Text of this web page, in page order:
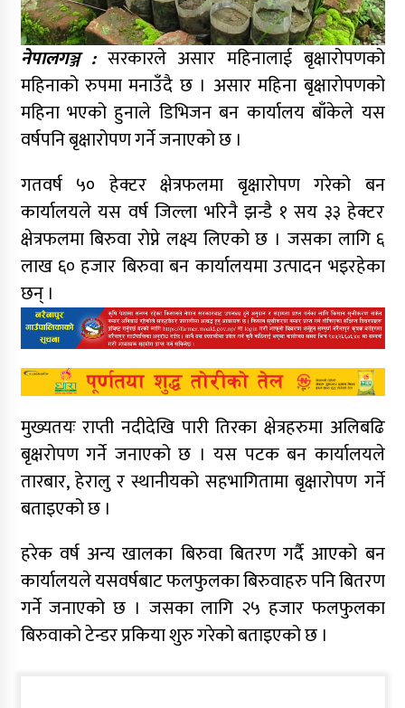
नेपालगञ्ज :सरकारले असार महिनालाई बृक्षारोपणको
महिनाको रुपमा मनाउँदै छ । असार महिना बृक्षारोपणको
महिना भएको हुनाले डिभिजन बन कार्यालय बाँकेले यस
वर्षपनि बृक्षारोपण गर्ने जनाएको छ ।
गतवर्ष ५० हेक्टर क्षेत्रफलमा बृक्षारोपण गरेको बन
कार्यालयले यस वर्ष जिल्ला भरिनै झन्डै १ सय ३३ हेक्टर
क्षेत्रफलमा बिरुवा रोप्ने लक्ष्य लिएको छ । जसका लागि ६
लाख ६० हजार बिरुवा बन कार्यालयमा उत्पादन भइरहेका
छन् ।
मुख्यतयः राप्ती नदीदेखि पारी तिरका क्षेत्रहरुमा अलिबढि
बृक्षरोपण गर्ने जनाएको छ । यस पटक बन कार्यालयले
तारबार, हेरालु र स्थानीयको सहभागितामा बृक्षारोपण गर्ने
बताइएको छ ।
हरेक वर्ष अन्य खालका बिरुवा बितरण गर्दै आएको बन
कार्यालयले यसवर्षबाट फलफुलका बिरुवाहरु पनि बितरण
गर्ने जनाएको छ । जसका लागि २५ हजार फलफुलका
बिरुवाको टेन्डर प्रकिया शुरु गरेको बताइएको छ ।